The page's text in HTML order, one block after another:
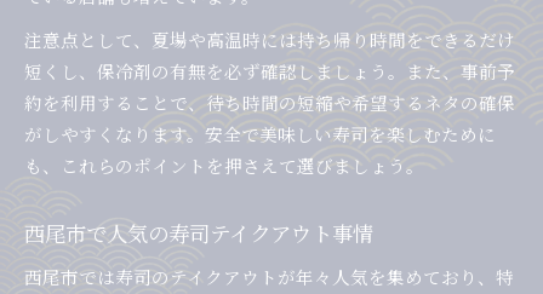
注意点として、夏場や高温時には持ち帰り時間をできるだけ
短くし、保冷剤の有無を必ず確認しましょう。また、事前予
約を利用することで、待ち時間の短縮や希望するネタの確保
がしやすくなります。安全で美味しい寿司を楽しむために
も、これらのポイントを押さえて選びましょう。
西尾市で人気の寿司テイクアウト事情
西尾市では寿司のテイクアウトが年々人気を集めており、特